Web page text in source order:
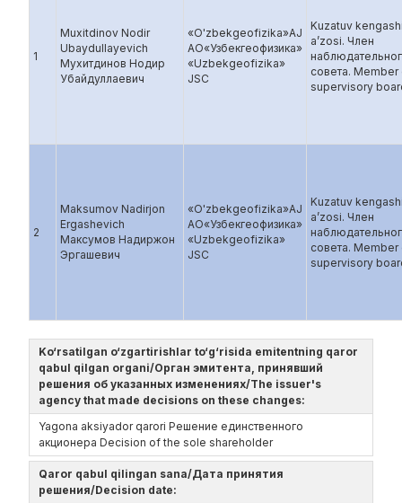
1
Muxitdinov Nodir
Ubaydullayevich
Мухитдинов Нодир
Убайдуллаевич
«O'zbekgeofizika»AJ
AO«Узбекгеофизика»
«Uzbekgeofizika»
JSC
Kuzatuv
a’zosi. Член
совета. Member
supervisory
2
Maksumov Nadirjon
Ergashevich
Максумов Надиржон
Эргашевич
«O'zbekgeofizika»AJ
AO«Узбекгеофизика»
«Uzbekgeofizika»
JSC
Kuzatuv
a’zosi. Член
совета. Member
supervisory
Ko‘rsatilgan o‘zgartirishlar to‘g‘risida emitentning qaror
qabul qilgan organi/Орган эмитента, принявший
решения об указанных изменениях/The issuer's
agency that made decisions on these changes:
Yagona aksiyador qarori Решение единственного
акционера Decision of the sole shareholder
Qaror qabul qilingan sana/Дата принятия
решения/Decision date: